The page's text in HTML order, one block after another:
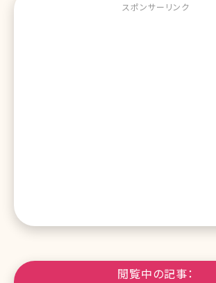
スポンサーリンク
閲覧中の記事：